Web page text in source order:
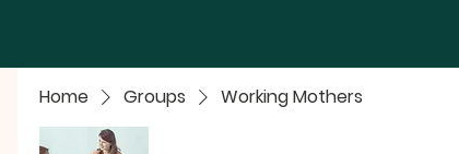
Home Groups Working Mothers